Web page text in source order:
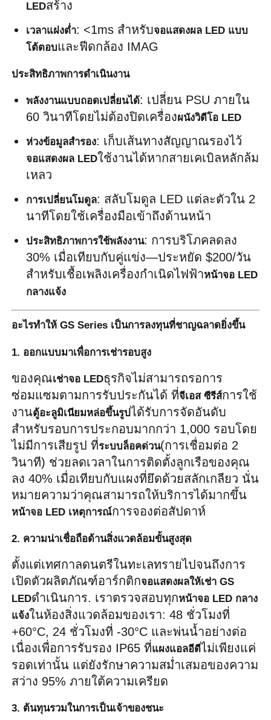
LEDสร้าง
เวลาแฝงต่ำ: <1ms สำหรับจอแสดงผล LED แบบ
โต้ตอบและฟีดกล้อง IMAG
ประสิทธิภาพการดำเนินงาน
พลังงานแบบถอดเปลี่ยนได้: เปลี่ยน PSU ภายใน
60 วินาทีโดยไม่ต้องปิดเครื่องผนังวิดีโอ LED
ห่วงข้อมูลสำรอง: เก็บเส้นทางสัญญาณรองไว้
จอแสดงผล LEDใช้งานได้หากสายเคเบิลหลักล้ม
เหลว
การเปลี่ยนโมดูล: สลับโมดูล LED แต่ละตัวใน 2
นาทีโดยใช้เครื่องมือเข้าถึงด้านหน้า
ประสิทธิภาพการใช้พลังงาน: การบริโภคลดลง
30% เมื่อเทียบกับคู่แข่ง—ประหยัด $200/วัน
สำหรับเชื้อเพลิงเครื่องกำเนิดไฟฟ้าหน้าจอ LED
กลางแจ้ง
อะไรทำให้ GS Series เป็นการลงทุนที่ชาญฉลาดยิ่งขึ้น
1. ออกแบบมาเพื่อการเช่ารอบสูง
ของคุณเช่าจอ LEDธุรกิจไม่สามารถรอการ
ซ่อมแซมตามการรับประกันได้ ที่จีเอส ซีรีส์การใช้
งานตู้อะลูมิเนียมหล่อขึ้นรูปได้รับการจัดอันดับ
สำหรับรอบการประกอบมากกว่า 1,000 รอบโดย
ไม่มีการเสียรูป ที่ระบบล็อคด่วน(การเชื่อมต่อ 2
วินาที) ช่วยลดเวลาในการติดตั้งลูกเรือของคุณ
ลง 40% เมื่อเทียบกับแผงที่ยึดด้วยสลักเกลียว นั่น
หมายความว่าคุณสามารถให้บริการได้มากขึ้น
หน้าจอ LED เหตุการณ์การจองต่อสัปดาห์
2. ความน่าเชื่อถือด้านสิ่งแวดล้อมขั้นสูงสุด
ตั้งแต่เทศกาลดนตรีในทะเลทรายไปจนถึงการ
เปิดตัวผลิตภัณฑ์อาร์กติกจอแสดงผลให้เช่า GS
LEDดำเนินการ. เราตรวจสอบทุกหน้าจอ LED กลาง
แจ้งในห้องสิ่งแวดล้อมของเรา: 48 ชั่วโมงที่
+60°C, 24 ชั่วโมงที่ -30°C และพ่นน้ำอย่างต่อ
เนื่องเพื่อการรับรอง IP65 ที่แผงแอลอีดีไม่เพียงแค่
รอดเท่านั้น แต่ยังรักษาความสม่ำเสมอของความ
สว่าง 95% ภายใต้ความเครียด
3. ต้นทุนรวมในการเป็นเจ้าของชนะ